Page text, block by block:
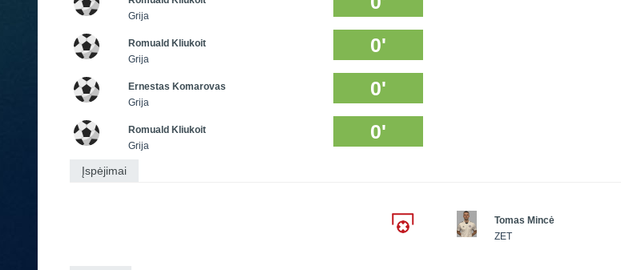
Grija
Romuald Kliukoit
Grija
0'
Ernestas Komarovas
Grija
0'
Romuald Kliukoit
Grija
0'
Įspėjimai
Tomas Mincė
ZET